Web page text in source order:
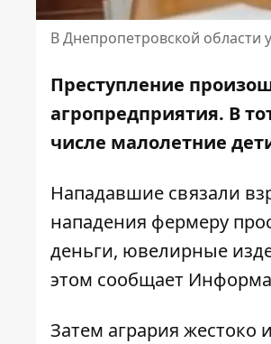
В Днепропетровской
Преступление
агропредприятия. В
числе малолетние
Нападавшие связали
нападения фермеру
деньги, ювелирные
этом сообщает
Затем агрария жестоко